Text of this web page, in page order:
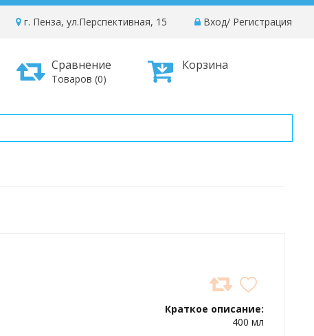
Вход/ Регистрация
г. Пенза, ул.Перспективная, 15
Корзина
Сравнение
Товаров (0)
Краткое описание:
400 мл